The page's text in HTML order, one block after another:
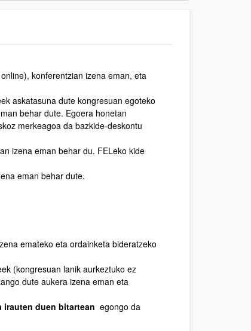
konferentzian izena eman, eta
askatasuna dute kongresuan egoteko
behar dute. Egoera honetan
merkeagoa da bazkide-deskontu
izena eman behar du. FELeko kide
eman behar dute.
emateko eta ordainketa bideratzeko
(kongresuan lanik aurkeztuko ez
dute aukera izena eman eta
irauten duen bitartean egongo da